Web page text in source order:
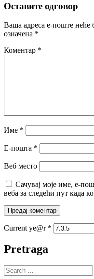
Оставите одговор
Ваша адреса е-поште неће
означена *
Коментар *
Име *
Е-пошта *
Веб место
Сачувај моје име, е-
веба за следећи пут када
Current ye@r *
Pretraga